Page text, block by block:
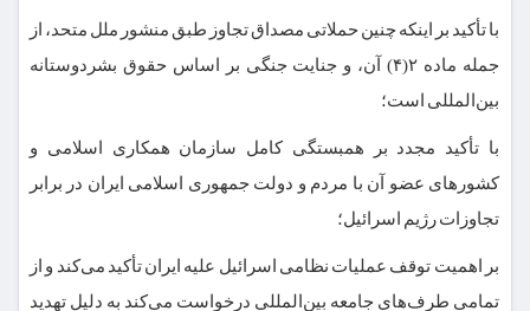
با تأکید بر اینکه چنین حملاتی مصداق تجاوز طبق منشور ملل متحد، از
جمله ماده ۲(۴) آن، و جنایت جنگی بر اساس حقوق بشردوستانه
بین‌المللی است؛
با تأکید مجدد بر همبستگی کامل سازمان همکاری اسلامی و
کشورهای عضو آن با مردم و دولت جمهوری اسلامی ایران در برابر
تجاوزات رژیم اسرائیل؛
بر اهمیت توقف عملیات نظامی اسرائیل علیه ایران تأکید می‌کند و از
تمامی طرف‌های جامعه بین‌المللی درخواست می‌کند به دلیل تهدید